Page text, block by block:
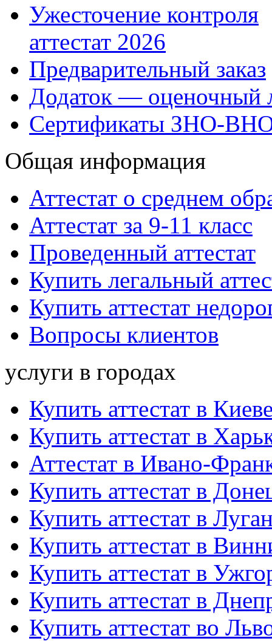
Ужесточение контроля
аттестат 2026
Предварительный заказ
Додаток — оценочный
Сертификаты ЗНО-
Общая информация
Аттестат о среднем
Аттестат за 9-11 класс
Проведенный аттестат
Купить легальный
Купить аттестат
Вопросы клиентов
услуги в городах
Купить аттестат в
Купить аттестат в
Аттестат в Ивано-
Купить аттестат в
Купить аттестат в
Купить аттестат в
Купить аттестат в
Купить аттестат в
Купить аттестат во